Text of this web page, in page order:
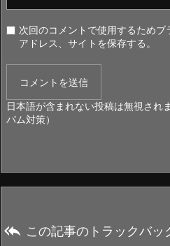
次回のコメントで使用するため
アドレス、サイトを保存する。
日本語が含まれない投稿は無視され
パム対策）
 この記事のトラックバッ